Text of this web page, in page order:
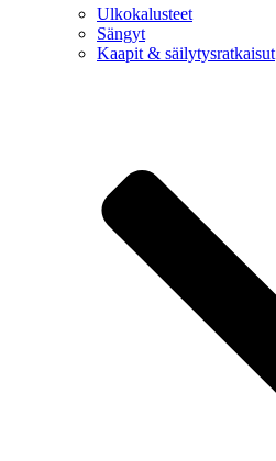
Ulkokalusteet
Sängyt
Kaapit & säilytysratkaisut